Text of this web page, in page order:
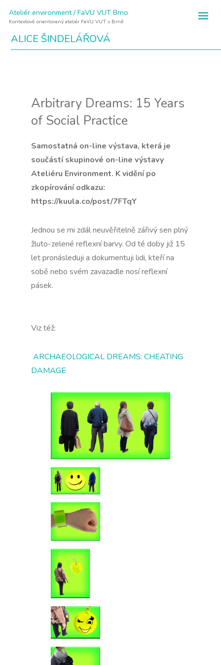
Ateliér environment / FaVU VUT Brno
Kontextově orientovaný ateliér FaVU VUT v Brně
ALICE ŠINDELÁŘOVÁ
Arbitrary Dreams: 15 Years
of Social Practice
Samostatná on-line výstava, která je
součástí skupinové on-line výstavy
Ateliéru Environment. K vidění po
zkopírování odkazu:​
https://kuula.co/post/7FTqY
Jednou se mi zdál neuvěřitelně zářivý sen plný
žluto-zelené reflexní barvy. Od té doby již 15
let pronásleduji a dokumentuji lidi, kteří na
sobě nebo svém zavazadle nosí reflexní
pásek.
Viz též:
ARCHAEOLOGICAL DREAMS: CHEATING
DAMAGE